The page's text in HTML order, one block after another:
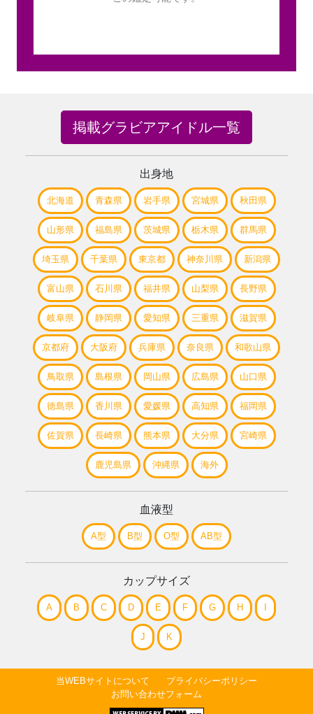
掲載グラビアアイドル一覧
出身地
北海道 青森県 岩手県 宮城県 秋田県
山形県 福島県 茨城県 栃木県 群馬県
埼玉県 千葉県 東京都 神奈川県 新潟県
富山県 石川県 福井県 山梨県 長野県
岐阜県 静岡県 愛知県 三重県 滋賀県
京都府 大阪府 兵庫県 奈良県 和歌山県
鳥取県 島根県 岡山県 広島県 山口県
徳島県 香川県 愛媛県 高知県 福岡県
佐賀県 長崎県 熊本県 大分県 宮崎県
鹿児島県 沖縄県 海外
血液型
A型 B型 O型 AB型
カップサイズ
A B C D E F G H
J K
当WEBサイトについて
プライバシーポリシー
お問い合わせフォーム